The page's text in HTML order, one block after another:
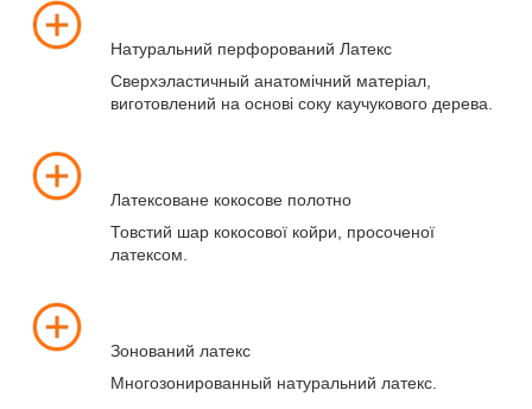
Натуральний перфорований Латекс
Сверхэластичный анатомічний матеріал,
виготовлений на основі соку каучукового дерева.
Латексоване кокосове полотно
Товстий шар кокосової койри, просоченої
латексом.
Зонований латекс
Многозонированный натуральний латекс.